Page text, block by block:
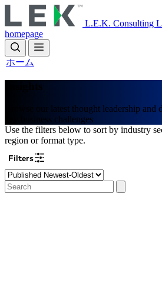
to
main
content
L.E.K. Consulting
homepage
ホーム
Insights
Browse our latest thought leadership
key business challenges
Use the filters below to sort by industry
region or format type.
Filters